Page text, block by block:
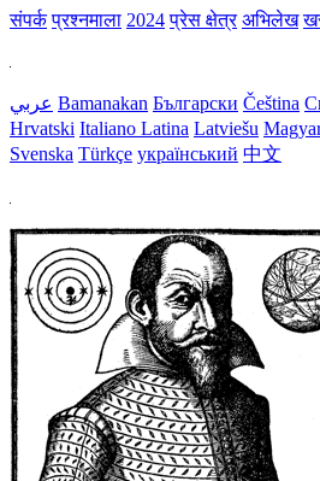
संपर्क प्रश्नमाला 2024 प्रेस क्षेत्र अभिलेख
عربي Bamanakan Български Čeština
Hrvatski Italiano Latina Latviešu
Svenska Türkçe український 中文